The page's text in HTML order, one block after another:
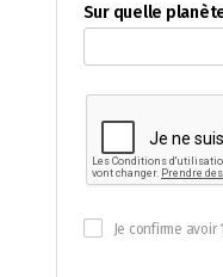
Sur quelle
Je confirme avoir